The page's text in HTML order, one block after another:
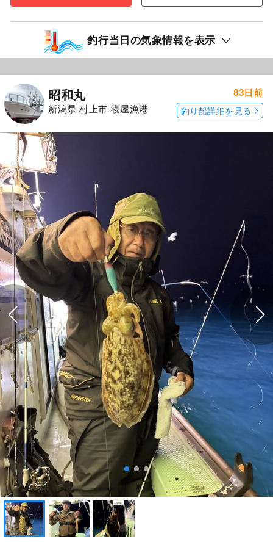
釣行当日の気象情報を表示
昭和丸
新潟県 村上市 寝屋漁港
83日前
釣り船詳細を見る